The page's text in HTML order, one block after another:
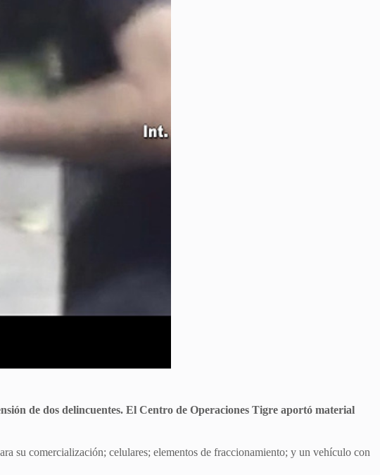
de dos delincuentes. El Centro de Operaciones Tigre aportó material
su comercialización; celulares; elementos de fraccionamiento; y un vehículo con